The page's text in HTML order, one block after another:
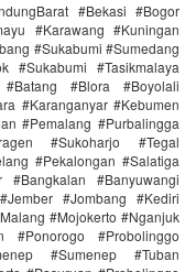
#Bekasi #Bogor
#Karawang #Kuningan
#Sukabumi #Sumedang
#Sukabumi #Tasikmalaya
#Batang #Blora #Boyolali
#Karanganyar #Kebumen
#Pemalang #Purbalingga
#Sukoharjo #Tegal
#Pekalongan #Salatiga
#Bangkalan #Banyuwangi
#Jombang #Kediri
#Mojokerto #Nganjuk
#Ponorogo #Probolinggo
#Sumenep #Tuban